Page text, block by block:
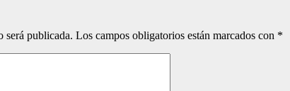
será publicada. Los campos obligatorios están marcados con *